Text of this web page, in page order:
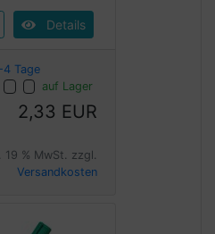
Details
4 Tage
auf Lager
2,33 EUR
19 % MwSt. zzgl.
Versandkosten